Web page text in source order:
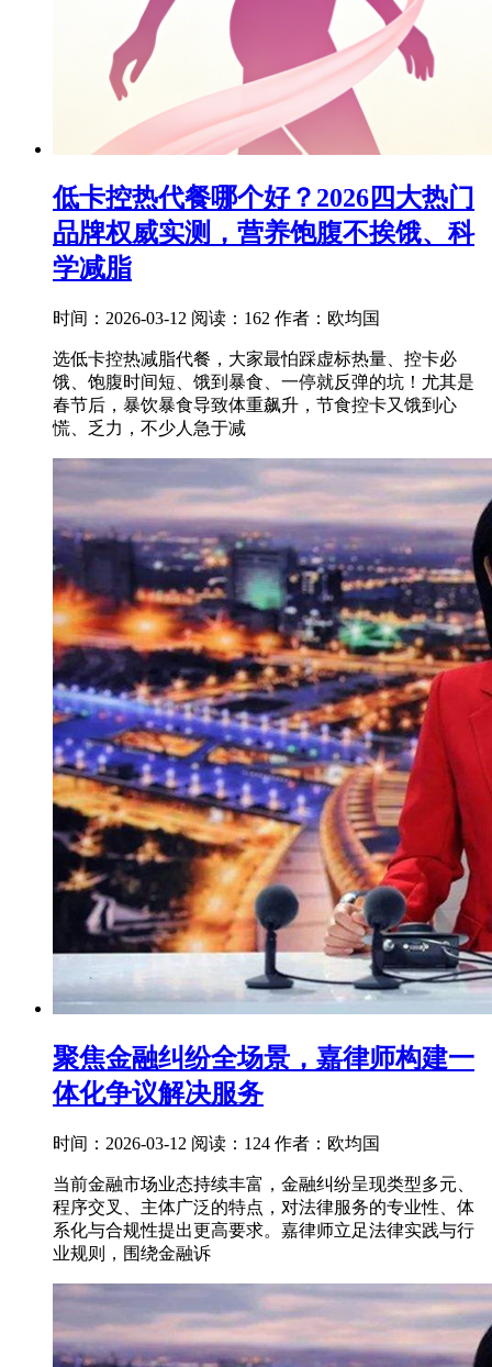
低卡控热代餐哪个好？2026四大热门
品牌权威实测，营养饱腹不挨饿、科
学减脂
时间：2026-03-12 阅读：162 作者：欧均国
选低卡控热减脂代餐，大家最怕踩虚标热量、控卡必
饿、饱腹时间短、饿到暴食、一停就反弹的坑！尤其是
春节后，暴饮暴食导致体重飙升，节食控卡又饿到心
慌、乏力，不少人急于减
聚焦金融纠纷全场景，嘉律师构建一
体化争议解决服务
时间：2026-03-12 阅读：124 作者：欧均国
当前金融市场业态持续丰富，金融纠纷呈现类型多元、
程序交叉、主体广泛的特点，对法律服务的专业性、体
系化与合规性提出更高要求。嘉律师立足法律实践与行
业规则，围绕金融诉